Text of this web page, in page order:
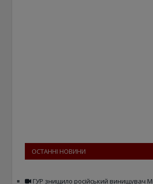
ОСТАННІ НОВИНИ
ГУР знищило російський винищувач